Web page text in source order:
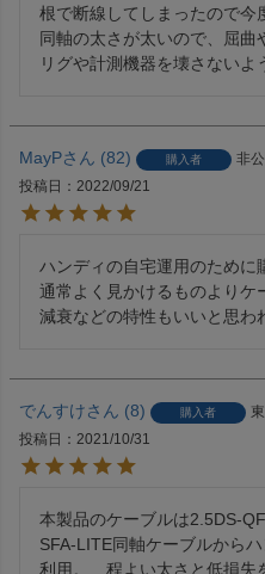
根で断線してしまったので今
同軸の太さが太いので、屈曲
リグや計測機器を壊さないよ
MayP 82 購入者
非
投稿日
2022/09/21
ハンディの自宅運用のために
通常よく見かけるものよりケ
でんすけ 8 購入者
投稿日
2021/10/31
本製品のケーブルは2.5DS-
SFA-LITE同軸ケーブルから
利用。　程よい太さと低損失